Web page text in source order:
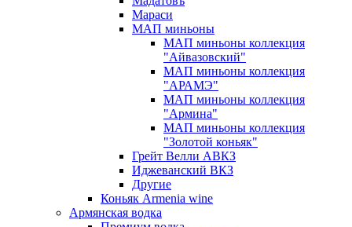
Мараси
МАП миньоны
МАП миньоны коллекция
"Айвазовский"
МАП миньоны коллекция
"АРАМЭ"
МАП миньоны коллекция
"Армина"
МАП миньоны коллекция
"Золотой коньяк"
Грейт Велли АВКЗ
Иджеванский ВКЗ
Другие
Коньяк Armenia wine
Армянская водка